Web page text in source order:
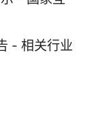
- 相关行业